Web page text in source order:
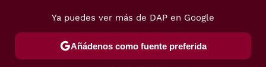
POSTRES VIAJES SELECCIÓN VEGUI
Ya puedes ver más de DAP en Google
Añádenos como fuente preferida